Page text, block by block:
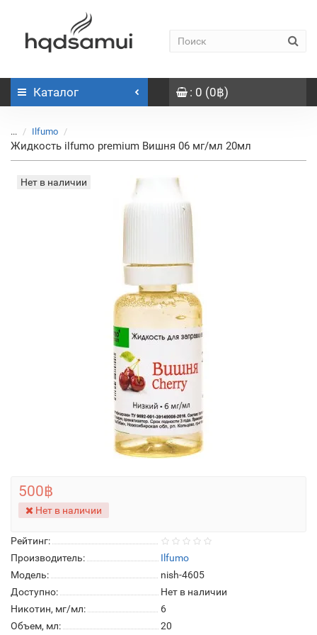
Каталог : 0 (0฿)
... Ilfumo
Жидкость ilfumo premium Вишня 06 мг/мл 20мл
Нет в наличии
Рейтинг:
Производитель:
Ilfumo
Модель:
nish-4605
Доступно:
Нет в наличии
Никотин, мг/мл:
6
Объем, мл:
20
500฿
Нет в наличии